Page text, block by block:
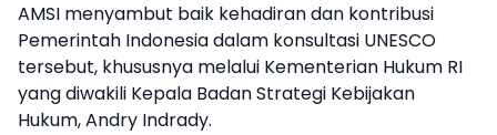
AMSI menyambut baik kehadiran dan kontribusi
Pemerintah Indonesia dalam konsultasi UNESCO
tersebut, khususnya melalui Kementerian Hukum RI
yang diwakili Kepala Badan Strategi Kebijakan
Hukum, Andry Indrady.